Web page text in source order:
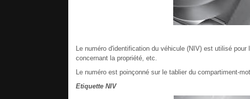
Le numéro d'identification du véhicule (NIV) est utilisé
concernant la propriété, etc.
Le numéro est poinçonné sur le tablier du compartiment-
Etiquette NIV